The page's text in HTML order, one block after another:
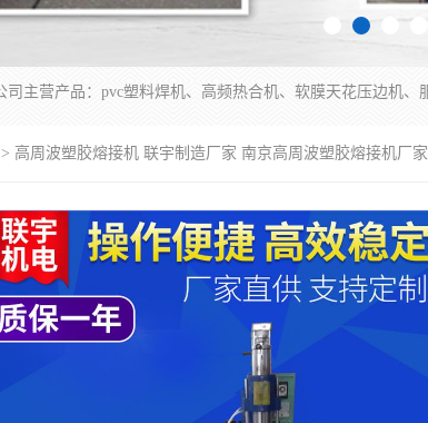
> 高周波塑胶熔接机 联宇制造厂家 南京高周波塑胶熔接机厂家